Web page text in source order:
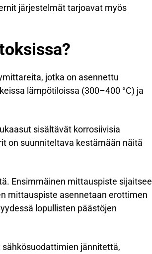
järjestelmät tarjoavat myös
jotka on asennettu
lämpötiloissa (300–400 °C) ja
sisältävät korrosiivisia
on suunniteltava kestämään näitä
Ensimmäinen mittauspiste sijaitsee
mittauspiste asennetaan erottimen
lopullisten päästöjen
jännitettä,